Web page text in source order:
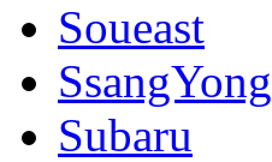
Soueast
SsangYong
Subaru